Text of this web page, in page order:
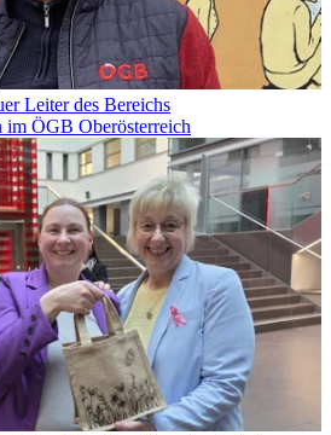
Leiter des Bereichs
ÖGB Oberösterreich